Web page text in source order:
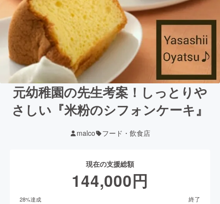
元幼稚園の先生考案！しっとりや
さしい『米粉のシフォンケーキ』
malco フード・飲食店
現在の支援総額
144,000円
28%達成 終了